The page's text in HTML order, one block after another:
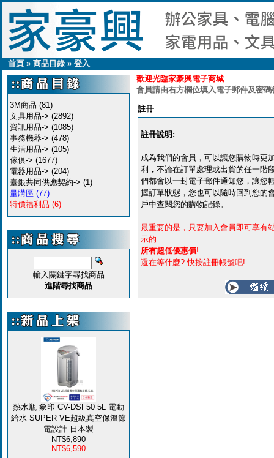
首頁 » 商品目錄» 登入
3M商品 (81)
文具用品-> (2892)
資訊用品-> (1085)
事務機器-> (478)
生活用品-> (105)
傢俱-> (1677)
電器用品-> (204)
臺銀共同供應契約-> (1)
量購區 (77)
特價福利品 (6)
輸入關鍵字尋找商品
進階尋找商品
熱水瓶 象印 CV-DSF50 5L 電動
給水 SUPER VE超級真空保溫節
電設計 日本製
NT$6,890
NT$6,590
歡迎光臨家豪興電子商城
會員請由右方欄位填入電子郵件及密
註冊
註冊說明:
成為我們的會員，可以讓您購物時更
利，不論在訂單處理或出貨的任一階
們都會以一封電子郵件通知您，讓您
握訂單狀態，您也可以隨時回到您的
戶中查閱您的購物記錄。
最重要的是，只要加入會員即可享有
示的
所有超低優惠價!
還在等什麼? 快按註冊帳號吧!